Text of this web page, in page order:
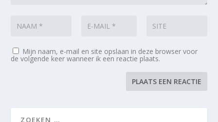
Mijn naam, e-mail en site opslaan in deze browser voor
de volgende keer wanneer ik een reactie plaats.